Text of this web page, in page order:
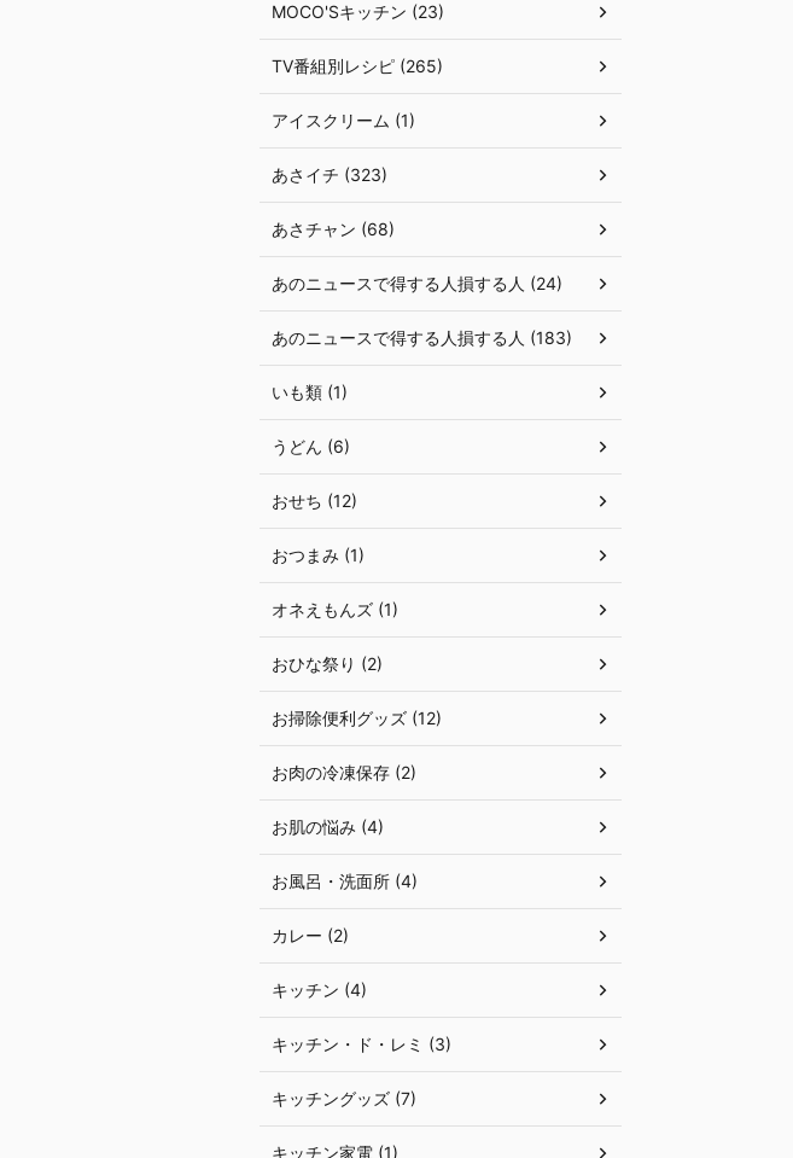
MOCO'Sキッチン (23)
TV番組別レシピ (265)
アイスクリーム (1)
あさイチ (323)
あさチャン (68)
あのニュースで得する人損する人 (24)
あのニュースで得する人損する人 (183)
いも類 (1)
うどん (6)
おせち (12)
おつまみ (1)
オネえもんズ (1)
おひな祭り (2)
お掃除便利グッズ (12)
お肉の冷凍保存 (2)
お肌の悩み (4)
お風呂・洗面所 (4)
カレー (2)
キッチン (4)
キッチン・ド・レミ (3)
キッチングッズ (7)
キッチン家電 (1)